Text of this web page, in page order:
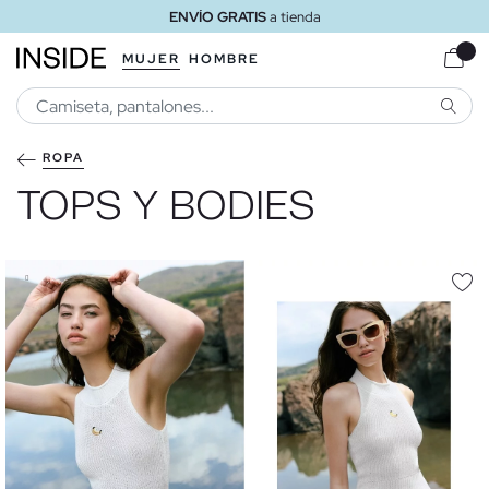
ENVÍO GRATISa tienda
MUJER HOMBRE
ROPA
TOPS Y BODIES